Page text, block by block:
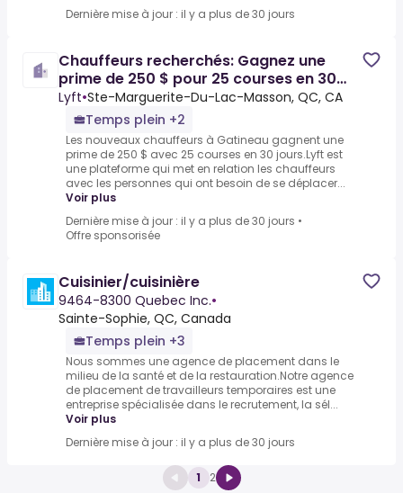
Dernière mise à jour : il y a plus de 30 jours
Chauffeurs recherchés: Gagnez une
prime de 250 $ pour 25 courses en 30
jours. Nouveaux chauffeurs
Lyft•Ste-Marguerite-Du-Lac-Masson, QC, CA
Temps plein +2
Les nouveaux chauffeurs à Gatineau gagnent une
prime de 250 $ avec 25 courses en 30 jours.Lyft est
une plateforme qui met en relation les chauffeurs
avec les personnes qui ont besoin de se déplacer...
Voir plus
Dernière mise à jour : il y a plus de 30 jours •
Offre sponsorisée
Cuisinier/cuisinière
9464-8300 Quebec Inc.•
Sainte-Sophie, QC, Canada
Temps plein +3
Nous sommes une agence de placement dans le
milieu de la santé et de la restauration.Notre agence
de placement de travailleurs temporaires est une
entreprise spécialisée dans le recrutement, la sél...
Voir plus
Dernière mise à jour : il y a plus de 30 jours
1 2